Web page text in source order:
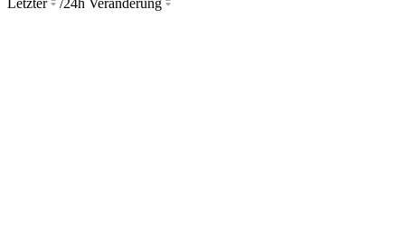
Letzter
/24h Veränderung